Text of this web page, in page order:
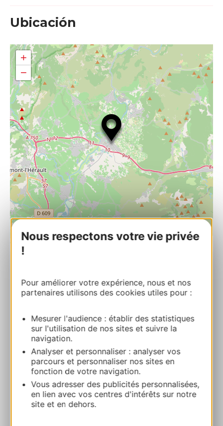
Nous respectons votre vie privée
!
Pour améliorer votre expérience, nous et nos
partenaires utilisons des cookies utiles pour :
Mesurer l'audience : établir des statistiques
sur l'utilisation de nos sites et suivre la
navigation.
Analyser et personnaliser : analyser vos
parcours et personnaliser nos sites en
fonction de votre navigation.
Vous adresser des publicités personnalisées,
en lien avec vos centres d'intérêts sur notre
site et en dehors.
Ubicación
+
−
Leaflet| Map data ©OpenStreetMap contributors
25 rue Saint Michel 34150 GIGNAC
Ruta y acceso
+33 4 67 57 47 19
+33 6 74 95 13 01